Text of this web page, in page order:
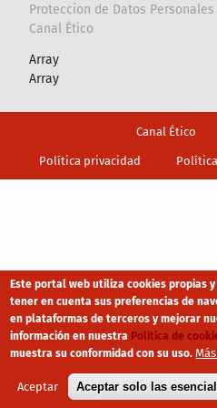
Proteccion de Datos Personales
Canal Ético
Array
Array
Canal Ético
Política privacidad
Este portal web utiliza cookies propias
tener en cuenta sus preferencias de
en plataformas de terceros y mejorar
información en nuestra Política de
muestra su conformidad con su uso.
Aceptar Aceptar solo las